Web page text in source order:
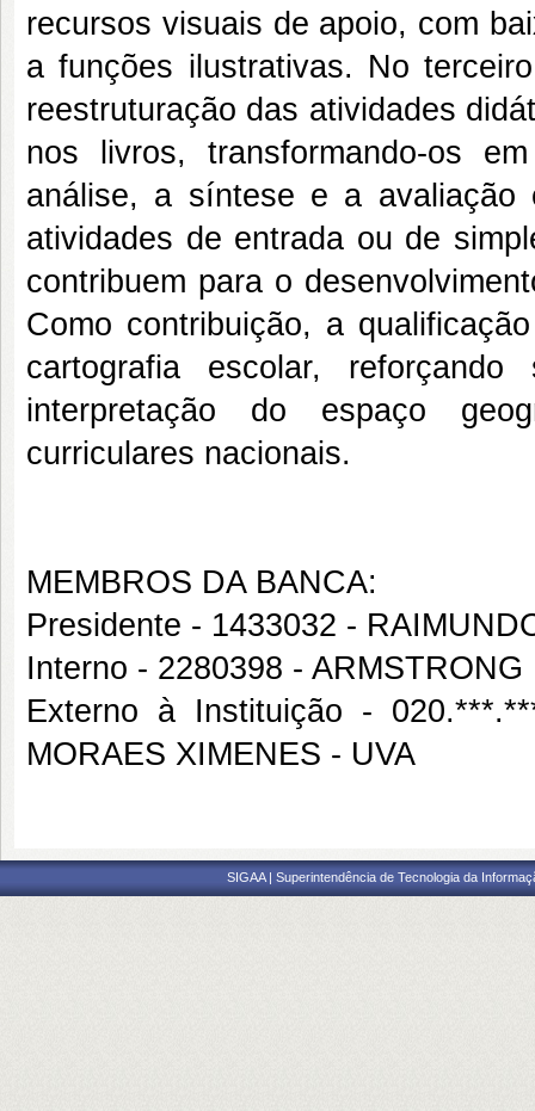
recursos visuais de apoio, com
a funções ilustrativas. No
reestruturação das atividades
nos livros, transformando-os
análise, a síntese e a
atividades de entrada ou de
contribuem para o
Como contribuição, a
cartografia escolar,
interpretação do espaço
curriculares nacionais.
MEMBROS DA BANCA:
Presidente - 1433032 -
Interno - 2280398 -
Externo à Instituição -
MORAES XIMENES - UVA
SIGAA | Superintendência de Tecnologia da